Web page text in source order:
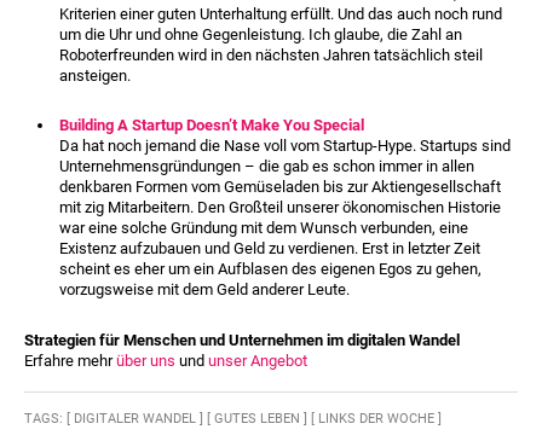
Kriterien einer guten Unterhaltung erfüllt. Und das auch noch rund
um die Uhr und ohne Gegenleistung. Ich glaube, die Zahl an
Roboterfreunden wird in den nächsten Jahren tatsächlich steil
ansteigen.
Building A Startup Doesn’t Make You Special
Da hat noch jemand die Nase voll vom Startup-Hype. Startups sind
Unternehmensgründungen – die gab es schon immer in allen
denkbaren Formen vom Gemüseladen bis zur Aktiengesellschaft
mit zig Mitarbeitern. Den Großteil unserer ökonomischen Historie
war eine solche Gründung mit dem Wunsch verbunden, eine
Existenz aufzubauen und Geld zu verdienen. Erst in letzter Zeit
scheint es eher um ein Aufblasen des eigenen Egos zu gehen,
vorzugsweise mit dem Geld anderer Leute.
Strategien für Menschen und Unternehmen im digitalen Wandel
Erfahre mehrüber uns und unser Angebot
TAGS: [ DIGITALER WANDEL ] [ GUTES LEBEN ] [ LINKS DER WOCHE ]